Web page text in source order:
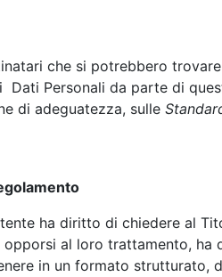
che si potrebbero
Personali da parte di
di adeguatezza, sulle
ha diritto di chiedere al
al loro trattamento,
in un formato